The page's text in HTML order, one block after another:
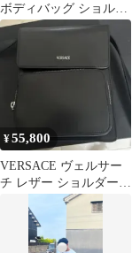
ボディバッグ ショルダ
ーバッグ ナイロン 赤
レッド
¥55,800
VERSACE ヴェルサー
チ レザー ショルダーバ
ッグ ブラック